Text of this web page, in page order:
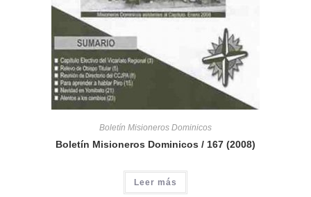
Boletín Misioneros Dominicos
Boletín Misioneros Dominicos / 167 (2008)
Leer más